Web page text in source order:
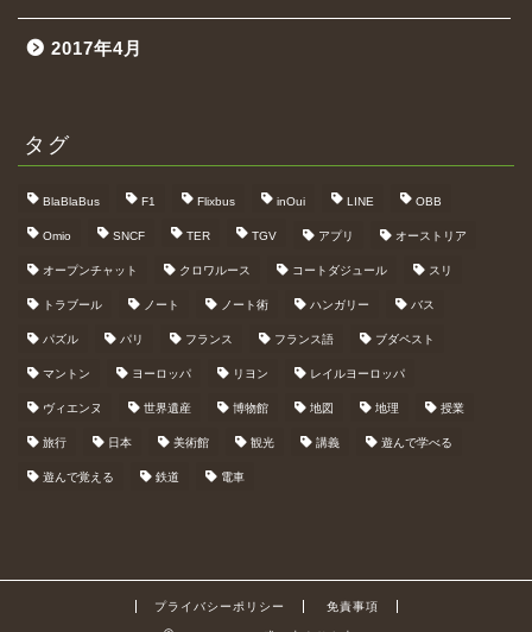
2017年4月
タグ
BlaBlaBus F1 Flixbus inOui LINE OBB
Omio SNCF TER TGV アプリ オーストリア
オープンチャット クロワルース コートダジュール スリ
トラブール ノート ノート術 ハンガリー バス
パズル パリ フランス フランス語 ブダペスト
マントン ヨーロッパ リヨン レイルヨーロッパ
ヴィエンヌ 世界遺産 博物館 地図 地理 授業
旅行 日本 美術館 観光 講義 遊んで学べる
遊んで覚える 鉄道 電車
プライバシーポリシー 免責事項